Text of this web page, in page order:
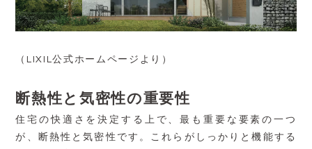
（LIXIL公式ホームページより）
断熱性と気密性の重要性
住宅の快適さを決定する上で、最も重要な要素の一つ
が、断熱性と気密性です。これらがしっかりと機能する